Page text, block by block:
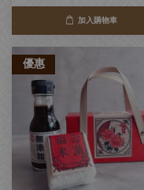
加入購物車
優惠